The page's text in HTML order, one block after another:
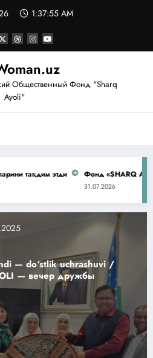
1:37:57 AM
Общественный Фонд "Sharq
Ayoli"
Фонд «SHARQ AYOLI» представил
do‘stlik uchrashuvi /
вечер дружбы